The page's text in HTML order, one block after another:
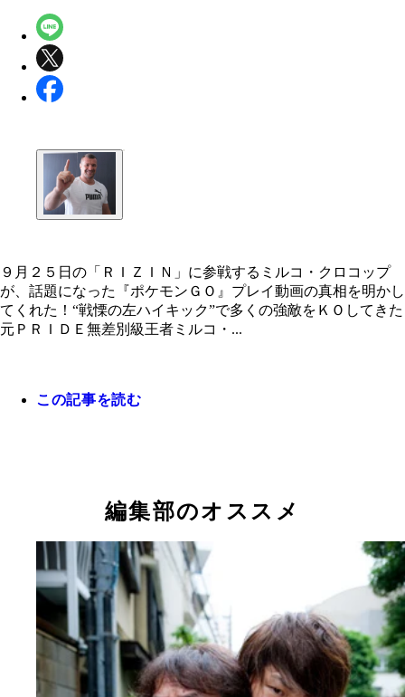
相を明かしてくれた！
９月２５日の「ＲＩＺＩＮ」に参戦するミルコ・クロコップ
が、話題になった『ポケモンＧＯ』プレイ動画の真相を明かし
てくれた！“戦慄の左ハイキック”で多くの強敵をＫＯしてきた
元ＰＲＩＤＥ無差別級王者ミルコ・...
この記事を読む
編集部のオススメ